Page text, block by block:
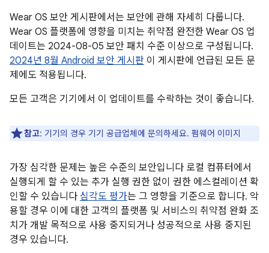
Wear OS 보안 게시판에서는 보안에 관해 자세히 다룹니다.
Wear OS 플랫폼에 영향을 미치는 취약점 완전한 Wear OS 업
데이트는 2024-08-05 보안 패치 수준 이상으로 구성됩니다.
2024년 8월 Android 보안 게시판 이 게시판에 언급된 모든 문
제에도 적용됩니다.
모든 고객은 기기에서 이 업데이트를 수락하는 것이 좋습니다.
참고: 기기의 경우 기기 공급업체에 문의하세요. 펌웨어 이미지
가장 심각한 문제는 높은 수준의 보안입니다 로컬 컴퓨터에서
실행되게 할 수 있는 추가 실행 권한 없이 권한 에스컬레이션 확
인할 수 있습니다 심각도 평가는 그 영향을 기준으로 합니다. 악
용할 경우 이에 대한 고객의 플랫폼 및 서비스의 취약점 완화 조
치가 개발 목적으로 사용 중지되거나 성공적으로 사용 중지된
경우 있습니다.